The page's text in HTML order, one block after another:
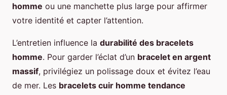
homme ou une manchette plus large pour affirmer
votre identité et capter l’attention.
L’entretien influence la durabilité des bracelets
homme. Pour garder l’éclat d’un bracelet en argent
massif, privilégiez un polissage doux et évitez l’eau
de mer. Les bracelets cuir homme tendance